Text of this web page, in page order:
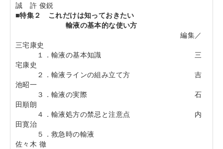
誠 許 俊鋭
■特集２ これだけは知っておきたい
輸液の基本的な使い方
編集／
三宅康史
１．輸液の基本知識 三
宅康史
２．輸液ラインの組み立て方 吉
池昭一
３．輸液の実際 石
田順朗
４．輸液処方の禁忌と注意点 内
田寛治
５．救急時の輸液
佐々木 徹